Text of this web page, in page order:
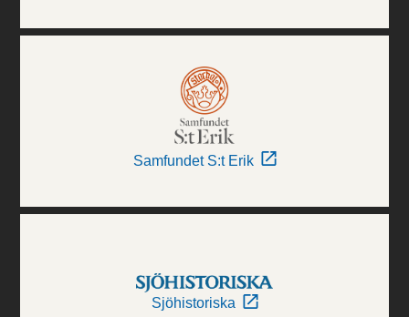
Samfundet S:t Erik
Sjöhistoriska